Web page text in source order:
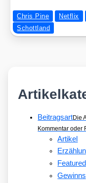
Chris Pine Netflix
Schottland
BeitragsartDie
Kommentar oder
Artikel
Featured